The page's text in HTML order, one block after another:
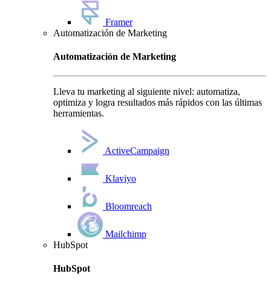
Framer
Automatización de Marketing
Automatización de Marketing
Lleva tu marketing al siguiente nivel: automatiza,
optimiza y logra resultados más rápidos con las últimas
herramientas.
ActiveCampaign
Klaviyo
Bloomreach
Mailchimp
HubSpot
HubSpot